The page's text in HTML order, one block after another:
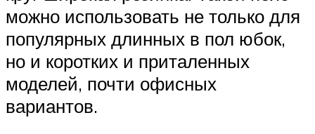
можно использовать не только для
популярных длинных в пол юбок,
но и коротких и приталенных
моделей, почти офисных
вариантов.